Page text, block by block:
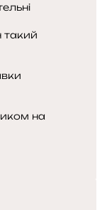
такий
на